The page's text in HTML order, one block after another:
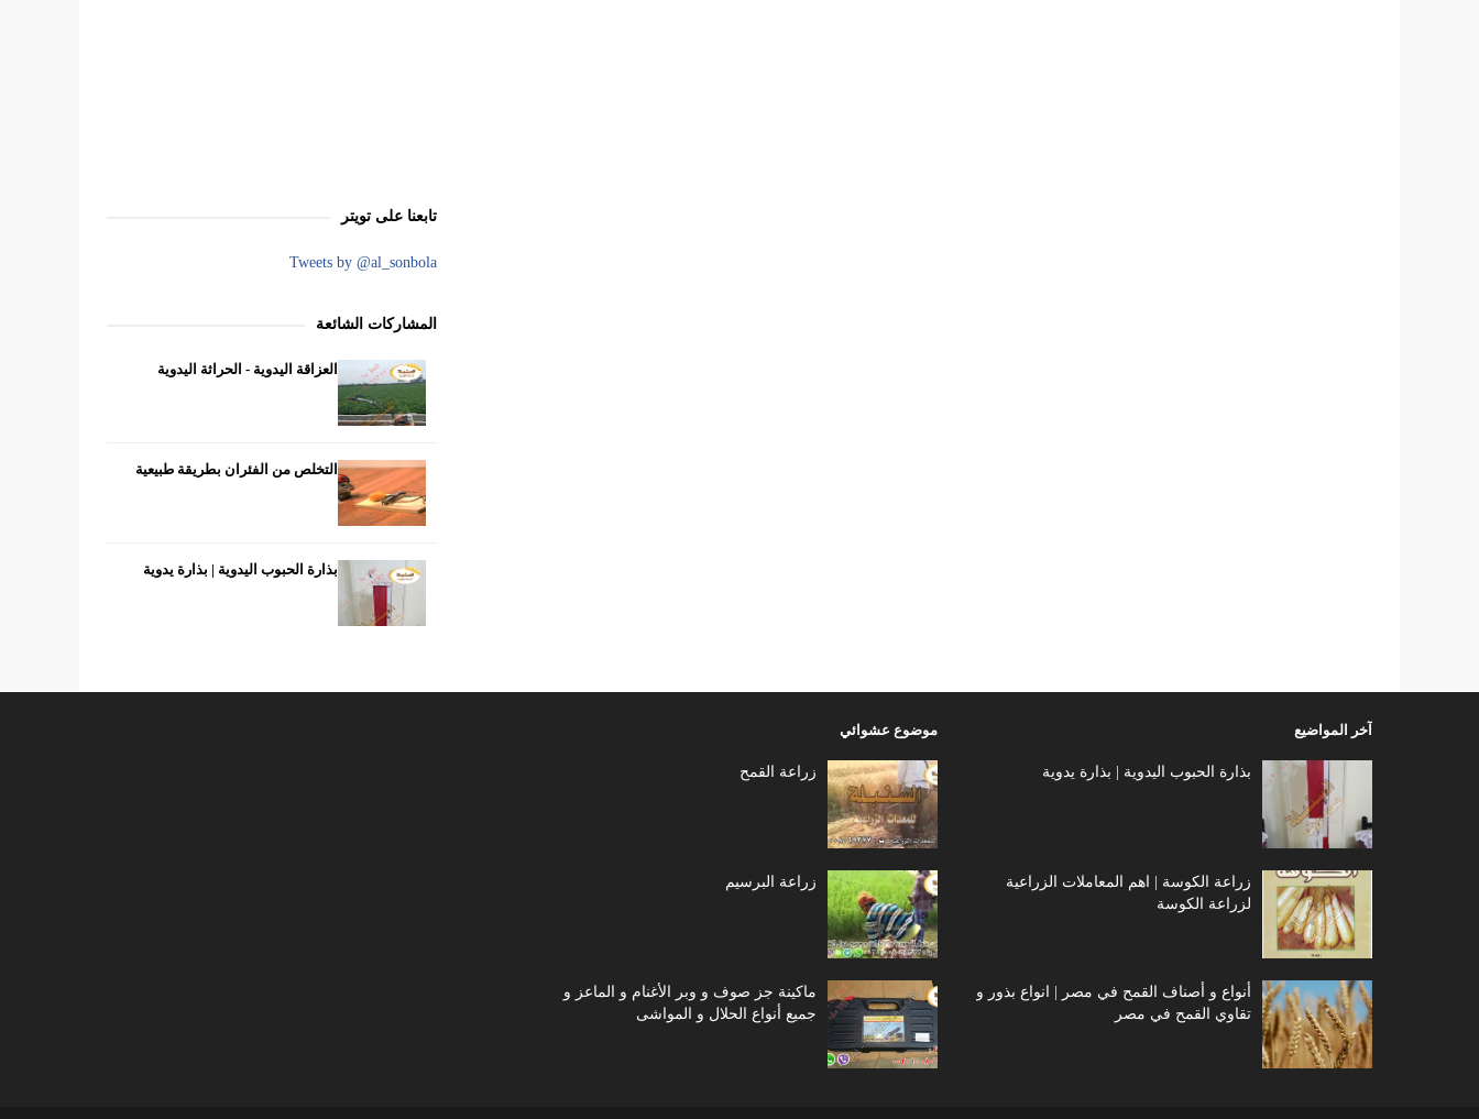
تابعنا على تويتر
Tweets by @al_sonbola
المشاركات الشائعة
العزاقة اليدوية - الحراثة اليدوية
التخلص من الفئران بطريقة طبيعية
بذارة الحبوب اليدوية | بذارة يدوية
آخر المواضيع
بذارة الحبوب اليدوية | بذارة يدوية
زراعة الكوسة | اهم المعاملات الزراعية
لزراعة الكوسة
أنواع و أصناف القمح في مصر | انواع بذور و
تقاوي القمح في مصر
موضوع عشوائي
زراعة القمح
زراعة البرسيم
ماكينة جز صوف و وبر الأغنام و الماعز و
جميع أنواع الحلال و المواشى